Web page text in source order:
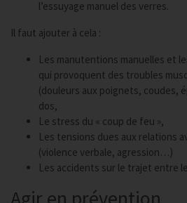
l’essuyage manuel des verres.
Il faut ajouter à cela :
Les manutentions manuelles et
qui provoquent des troubles
(douleurs aux poignets, coudes,
dos,
Le stress du « coup de feu »,
Les tensions dues aux relations
(violence verbale, agression…)
Les accidents sur le trajet entre
Agir en prévention